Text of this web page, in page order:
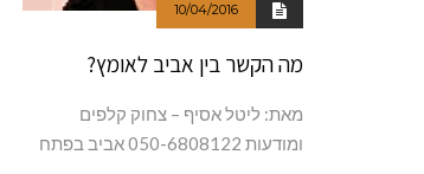
10/04/2016
מה הקשר בין אביב לאומץ?
מאת: ליטל אסיף – צחוק קלפים
ומודעות 050-6808122 אביב בפתח